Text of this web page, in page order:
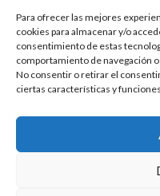
Para ofrecer las mejores
cookies para almacenar y/o
consentimiento de estas
comportamiento de navegación
No consentir o retirar el
ciertas características y
SOBRE NOSOTROS
En Esta Hora Media es
de En Esta Hora